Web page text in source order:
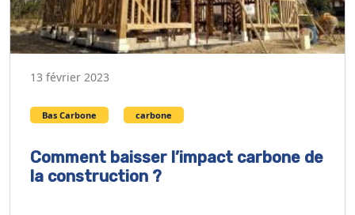
13 février 2023
Bas Carbone carbone
Comment baisser l’impact carbone de
la construction ?